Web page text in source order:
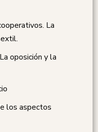
La
oposición y la
los aspectos